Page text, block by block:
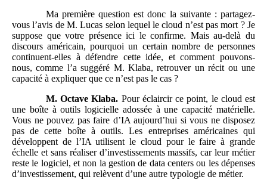
Ma première question est donc la suivante : partagez-
vous l’avis de M. Lucas selon lequel le cloud n’est pas mort ? Je
suppose que votre présence ici le confirme. Mais au-delà du
discours américain, pourquoi un certain nombre de personnes
continuent-elles à défendre cette idée, et comment pouvons-
nous, comme l’a suggéré M. Klaba, retrouver un récit ou une
capacité à expliquer que ce n’est pas le cas ?
M. Octave Klaba. Pour éclaircir ce point, le cloud est
une boîte à outils logicielle adossée à une capacité matérielle.
Vous ne pouvez pas faire d’IA aujourd’hui si vous ne disposez
pas de cette boîte à outils. Les entreprises américaines qui
développent de l’IA utilisent le cloud pour le faire à grande
échelle et sans réaliser d’investissements massifs, car leur métier
reste le logiciel, et non la gestion de data centers ou les dépenses
d’investissement, qui relèvent d’une autre typologie de métier.